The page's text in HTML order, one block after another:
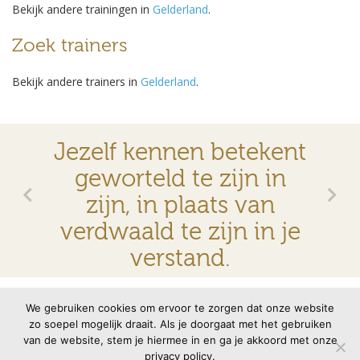
Heb je nog vragen? Stel ze gerust.
Nieuwsgierig naar wat ′heanig an′ betekent? Heanig An is streektaal
helpt je om bij jezelf te blijven.
Bekijk andere trainingen in Gelderland.
Zoek trainers
Bekijk andere trainers in Gelderland.
Jezelf kennen betekent
geworteld te zijn in
zijn, in plaats van
verdwaald te zijn in je
verstand.
© 2026 VMBN Contact Privacyverklaring
Site doormemento
We gebruiken cookies om ervoor te zorgen dat onze website
zo soepel mogelijk draait. Als je doorgaat met het gebruiken
van de website, stem je hiermee in en ga je akkoord met onze
privacy policy.